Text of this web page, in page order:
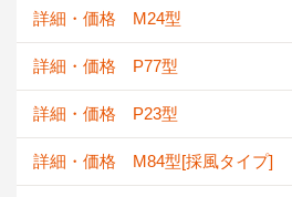
詳細・価格 M24型
詳細・価格 P77型
詳細・価格 P23型
詳細・価格 M84型[採風タイプ]